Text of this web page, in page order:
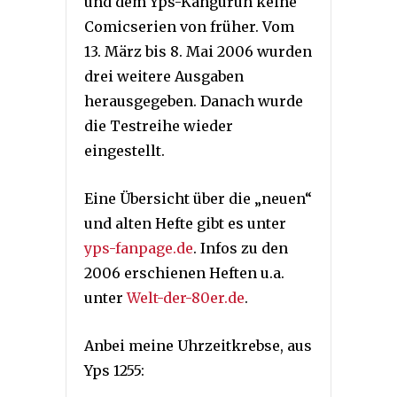
Comicserien von früher. Vom
13. März bis 8. Mai 2006 wurden
drei weitere Ausgaben
herausgegeben. Danach wurde
die Testreihe wieder
eingestellt.
Eine Übersicht über die „neuen“
und alten Hefte gibt es unter
yps-fanpage.de. Infos zu den
2006 erschienen Heften u.a.
unterWelt-der-80er.de.
Anbei meine Uhrzeitkrebse, aus
Yps 1255: